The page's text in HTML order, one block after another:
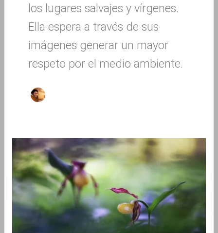
los lugares salvajes y vírgenes.
Ella espera a través de sus
imágenes generar un mayor
respeto por el medio ambiente.
Conoce
Cristiana
Damiano
–
Embajadora
Nature